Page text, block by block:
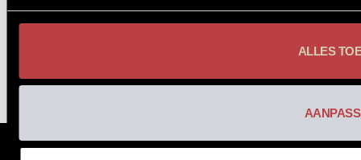
ALLES